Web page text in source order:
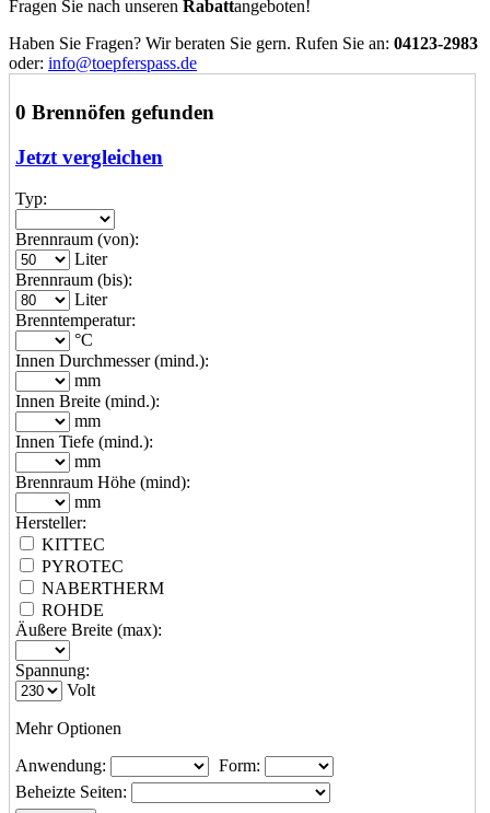
Fragen Sie nach unseren Rabattangeboten!
Haben Sie Fragen? Wir beraten Sie gern. Rufen Sie an: 04123-2983
oder: info@toepferspass.de
0 Brennöfen gefunden
Jetzt vergleichen
Typ:
Brennraum (von):
Liter
Brennraum (bis):
Liter
Brenntemperatur:
°C
Innen Durchmesser (mind.):
mm
Innen Breite (mind.):
mm
Innen Tiefe (mind.):
mm
Brennraum Höhe (mind):
mm
Hersteller:
KITTEC
PYROTEC
NABERTHERM
ROHDE
Äußere Breite (max):
Spannung:
Volt
Mehr Optionen
Anwendung:
Form:
Beheizte Seiten: